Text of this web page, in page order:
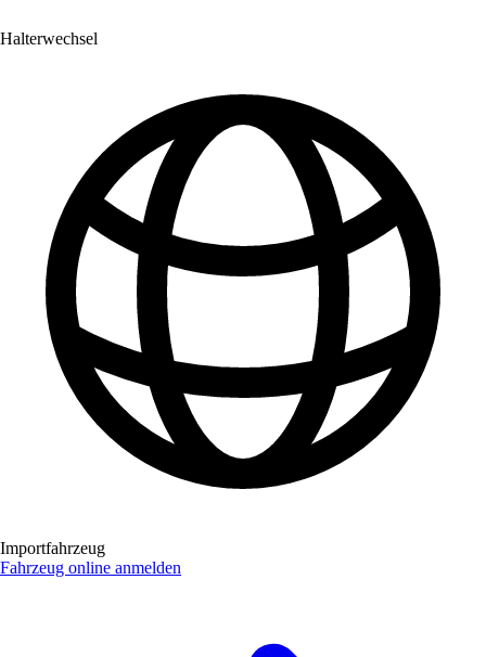
Halterwechsel
Importfahrzeug
Fahrzeug online anmelden